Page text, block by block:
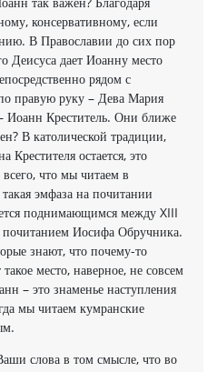
консервативному, если
В Православии до сих пор
Деисуса дает Иоанну место
рядом с
правую руку – Дева Мария
Иоанн Креститель. Они ближе
В католической традиции,
Крестителя остается, это
что мы читаем в
эмфаза на почитании
поднимающимся между XIII
Иосифа Обручника.
знают, что почему-то
место, наверное, не совсем
– это знаменье наступления
мы читаем кумранские
слова в том смысле, что во